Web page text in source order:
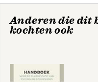
Anderen die dit
kochten ook